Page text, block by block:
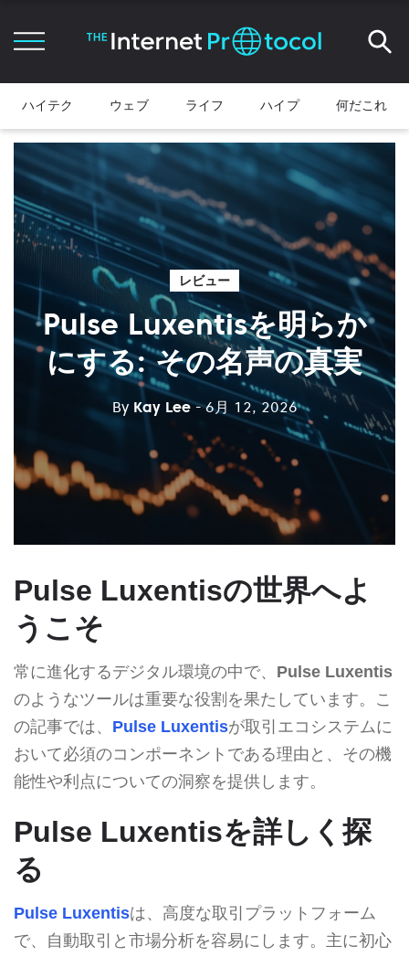
ハイテク ウェブ ライフ ハイプ 何だこれ
レビュー
Pulse Luxentisを明らか
にする: その名声の真実
By Kay Lee - 6月 12, 2026
Pulse Luxentisの世界へよ
うこそ
常に進化するデジタル環境の中で、 Pulse Luxentis
のようなツールは重要な役割を果たしています。こ
の記事では、 Pulse Luxentisが取引エコシステムに
おいて必須のコンポーネントである理由と、その機
能性や利点についての洞察を提供します。
Pulse Luxentisを詳しく探
る
Pulse Luxentisは、高度な取引プラットフォーム
で、自動取引と市場分析を容易にします。主に初心